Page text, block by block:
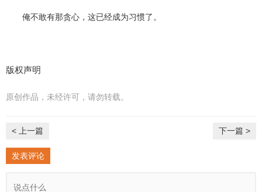
俺不敢有那贪心，这已经成为习惯了。
版权声明
原创作品，未经许可，请勿转载。
< 上一篇 下一篇 >
发表评论